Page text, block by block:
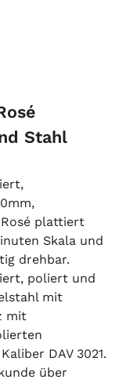
Stahl
Rosé plattiert
Skala und
drehbar.
poliert und
mit
mit
DAV 3021.
über